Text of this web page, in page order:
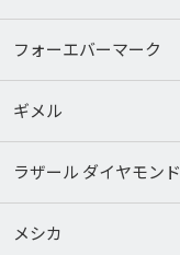
フォーエバーマーク
ギメル
ラザール ダイヤモンド
メシカ